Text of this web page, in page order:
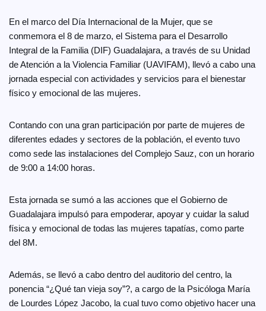
En el marco del Día Internacional de la Mujer, que se
conmemora el 8 de marzo, el Sistema para el Desarrollo
Integral de la Familia (DIF) Guadalajara, a través de su Unidad
de Atención a la Violencia Familiar (UAVIFAM), llevó a cabo una
jornada especial con actividades y servicios para el bienestar
físico y emocional de las mujeres.
Contando con una gran participación por parte de mujeres de
diferentes edades y sectores de la población, el evento tuvo
como sede las instalaciones del Complejo Sauz, con un horario
de 9:00 a 14:00 horas.
Esta jornada se sumó a las acciones que el Gobierno de
Guadalajara impulsó para empoderar, apoyar y cuidar la salud
física y emocional de todas las mujeres tapatías, como parte
del 8M.
Además, se llevó a cabo dentro del auditorio del centro, la
ponencia “¿Qué tan vieja soy”?, a cargo de la Psicóloga María
de Lourdes López Jacobo, la cual tuvo como objetivo hacer una